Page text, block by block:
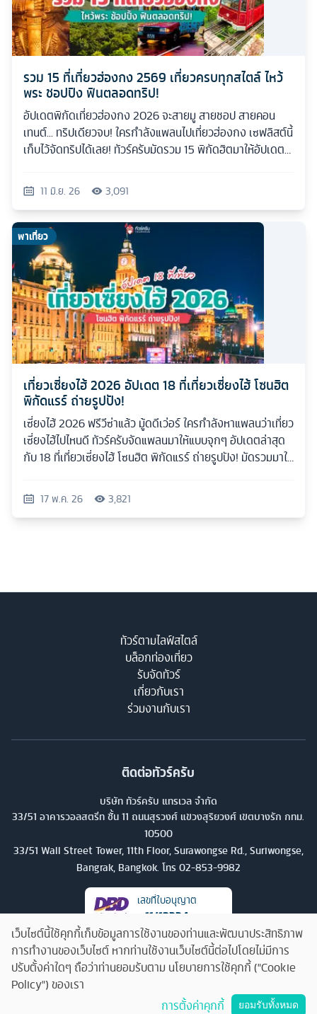
รวม 15 ที่เที่ยวฮ่องกง 2569 เที่ยวครบทุกสไตล์ ไหว้
พระ ชอปปิง ฟินตลอดทริป!
อัปเดตพิกัดเที่ยวฮ่องกง 2026 จะสายมู สายชอป สายคอน
เทนต์... ทริปเดียวจบ! ใครกำลังแพลนไปเที่ยวฮ่องกง เซฟลิสต์นี้
เก็บไว้จัดทริปได้เลย! ทัวร์ครับมัดรวม 15 พิกัดฮิตมาให้อัปเดต
11 มิ.ย. 26 3,091
พาเที่ยว
เที่ยวเซี่ยงไฮ้ 2026 อัปเดต 18 ที่เที่ยวเซี่ยงไฮ้ โซนฮิต
พิกัดแรร์ ถ่ายรูปปัง!
เซี่ยงไฮ้ 2026 ฟรีวีซ่าแล้ว มู้ดดีเว่อร์ ใครกำลังหาแพลนว่าเที่ยว
เซี่ยงไฮ้ไปไหนดี ทัวร์ครับจัดแพลนมาให้แบบจุกๆ อัปเดตล่าสุด
กับ 18 ที่เที่ยวเซี่ยงไฮ้ โซนฮิต พิกัดแรร์ ถ่ายรูปปัง! มัดรวมมาให้
17 พ.ค. 26 3,821
ทัวร์ตามไลฟ์สไตล์
บล็อกท่องเที่ยว
รับจัดทัวร์
เกี่ยวกับเรา
ร่วมงานกับเรา
ติดต่อทัวร์ครับ
บริษัท ทัวร์ครับ แทรเวล จำกัด
33/51 อาคารวอลสตรีท ชั้น 11 ถนนสุรวงศ์ แขวงสุริยวงศ์ เขตบางรัก กทม.
10500
33/51 Wall Street Tower, 11th Floor, Surawongse Rd., Suriwongse,
Bangrak, Bangkok. โทร 02-853-9982
เลขที่ใบอนุญาต
11/13224
คุยกับทัวร์ครับ
เว็บไซต์นี้ใช้คุกกี้เก็บข้อมูลการใช้งานของท่านและพัฒนาประสิทธิภาพ
การทำงานของเว็บไซต์ หากท่านใช้งานเว็บไซต์นี้ต่อไปโดยไม่มีการ
ปรับตั้งค่าใดๆ ถือว่าท่านยอมรับตาม นโยบายการใช้คุกกี้ ("Cookie
Policy") ของเรา
การตั้งค่าคุกกี้
ยอมรับทั้งหมด